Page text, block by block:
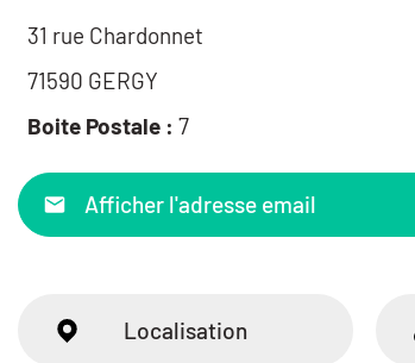
31 rue Chardonnet
71590 GERGY
Boite Postale : 7
Afficher l'adresse email
Localisation